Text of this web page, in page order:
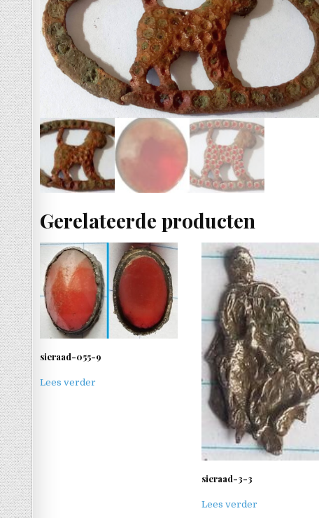
Gerelateerde producten
sieraad-055-9
Lees verder
sieraad-3-3
Lees verder